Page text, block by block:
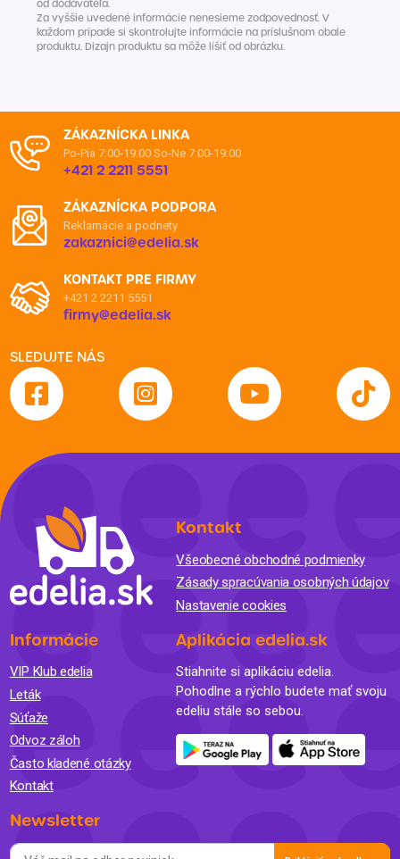
od dodávateľa.
Za vyššie uvedené informácie nenesieme zodpovednosť. V
každom prípade si skontrolujte informácie na príslušnom obale
produktu. Dizajn produktu sa môže líšiť od obrázku.
ZÁKAZNÍCKA LINKA
Po-Pia 7:00-19:00 So-Ne 7:00-19:00
+421 2 2211 5551
ZÁKAZNÍCKA PODPORA
Reklamácie a podnety
zakaznici@edelia.sk
KONTAKT PRE FIRMY
+421 2 2211 5551
firmy@edelia.sk
SLEDUJTE NÁS
Kontakt
Všeobecné obchodné podmienky
Zásady spracúvania osobných údajov
Nastavenie cookies
Informácie
VIP Klub edelia
Leták
Súťaže
Odvoz záloh
Často kladené otázky
Kontakt
Aplikácia edelia.sk
Stiahnite si aplikáciu edelia.
Pohodlne a rýchlo budete mať svoju
edeliu stále so sebou.
Newsletter